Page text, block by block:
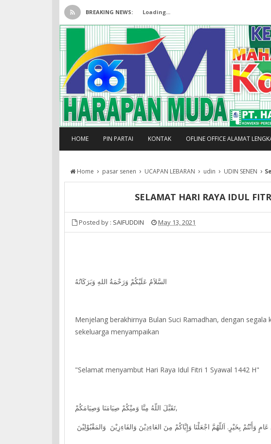
BREAKING NEWS: Loading...
HOME PIN PARTAI KONTAK OFLINE OFFICE ALAMAT
Home › pasar senen › UCAPAN LEBARAN › udin › UDIN SENEN ›
SELAMAT HARI RAYA IDUL
Posted by : SAIFUDDIN May 13, 2021
Menjelang berakhirnya Bulan Suci Ramadhan, dengan
sekeluarga menyampaikan
"Selamat menyambut Hari Raya Idul Fitri 1 Syawal 1442 H"
تَقَبَّلَ اللّهُ مِنَّا وَمنِْكُمْ صِيَامَنَا وَصِيَامَكُمْ,